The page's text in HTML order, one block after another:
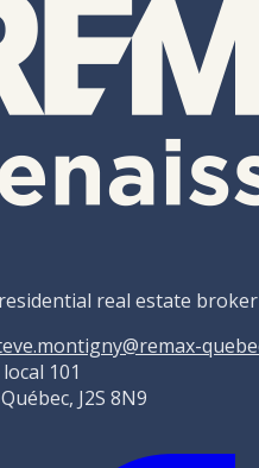
real estate broker
101
J2S 8N9